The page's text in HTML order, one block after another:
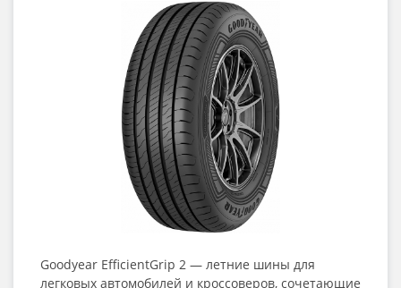
Goodyear EfficientGrip 2 — летние шины для
легковых автомобилей и кроссоверов, сочетающие